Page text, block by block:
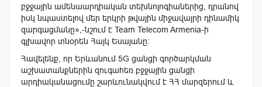
բջջային ամենաարդիական տեխնոլոգիաներից, դրանով
իսկ նպաստելով մեր երկրի թվային միջավայրի դինամիկ
զարգացմանը»,-նշում է Team Telecom Armenia-ի
գլխավոր տնօրեն Հայկ Եսայանը։
Հավելենք, որ Երևանում 5G ցանցի գործարկման
աշխատանքներին զուգահեռ բջջային ցանցի
արդիականացումը շարևունակվում է ՀՀ մարզերում և